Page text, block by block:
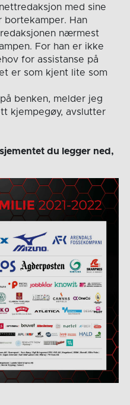
med sine
bortekamper. Han
nærmest
For han er ikke
for assistanse på
er som kjent lite som
benken, melder jeg
kjempegøy, avslutter
du legger ned,